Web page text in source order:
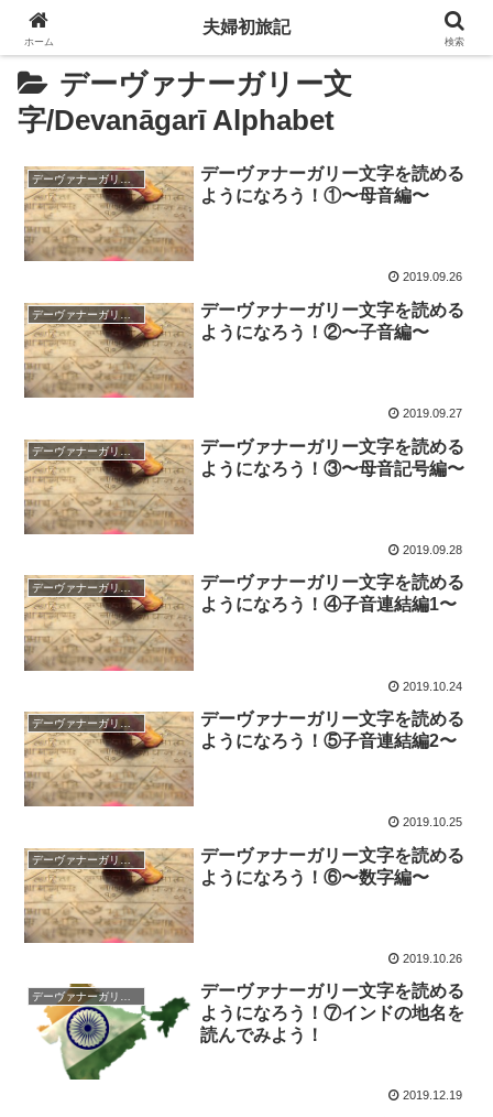
デーヴァナーガリー文
字/Devanāgarī Alphabet
デーヴァナーガリー文字/Devanāgarī Alphabet
デーヴァナーガリー文字を読める
ようになろう！①〜母音編〜
2019.09.26
デーヴァナーガリー文字/Devanāgarī Alphabet
デーヴァナーガリー文字を読める
ようになろう！②〜子音編〜
2019.09.27
デーヴァナーガリー文字/Devanāgarī Alphabet
デーヴァナーガリー文字を読める
ようになろう！③〜母音記号編〜
2019.09.28
デーヴァナーガリー文字/Devanāgarī Alphabet
デーヴァナーガリー文字を読める
ようになろう！④子音連結編1〜
2019.10.24
デーヴァナーガリー文字/Devanāgarī Alphabet
デーヴァナーガリー文字を読める
ようになろう！⑤子音連結編2〜
2019.10.25
デーヴァナーガリー文字/Devanāgarī Alphabet
デーヴァナーガリー文字を読める
ようになろう！⑥〜数字編〜
2019.10.26
デーヴァナーガリー文字を読める
ようになろう！⑦インドの地名を
読んでみよう！
2019.12.19
ホーム
夫婦初旅記
検索